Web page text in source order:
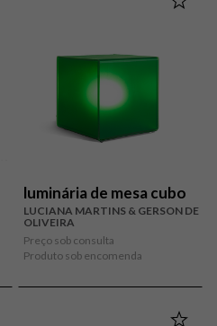
luminária de mesa cubo
LUCIANA MARTINS & GERSON DE
OLIVEIRA
Preço sob consulta
Produto sob encomenda